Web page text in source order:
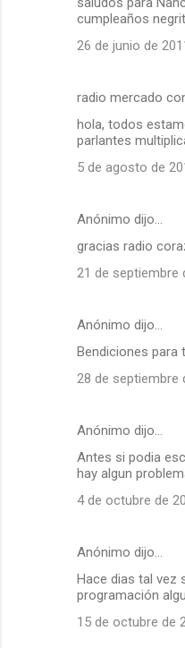
cumpleaños
26 de junio de
radio mercado
hola, todos
parlantes
5 de agosto de
Anónimo dijo…
gracias radio
21 de septiembre
Anónimo dijo…
Bendiciones para
28 de septiembre
Anónimo dijo…
Antes si podia
hay algun
4 de octubre de
Anónimo dijo…
Hace dias tal vez
programación
15 de octubre de